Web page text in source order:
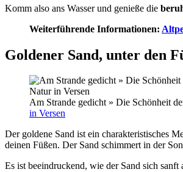
Komm also ans Wasser und genieße die
Weiterführende Informationen:
Goldener Sand, unter den
Am Strande gedicht » Die Schönheit
in Versen
Der goldene Sand ist ein charakteristisches
deinen Füßen. Der Sand schimmert in der
Es ist beeindruckend, wie der Sand sich